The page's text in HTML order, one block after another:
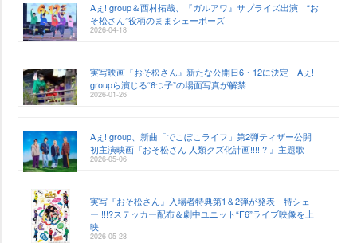
Aぇ! group＆西村拓哉、『ガルアワ』サプライズ出演 “お
そ松さん”役柄のままシェーポーズ
2026-04-18
実写映画『おそ松さん』新たな公開日6・12に決定 Aぇ!
groupら演じる“6つ子”の場面写真が解禁
2026-01-26
Aぇ! group、新曲「でこぼこライフ」第2弾ティザー公開
初主演映画『おそ松さん 人類クズ化計画!!!!!? 』主題歌
2026-05-06
実写『おそ松さん』入場者特典第1＆2弾が発表 特シェ
ー!!!!?ステッカー配布＆劇中ユニット“F6”ライブ映像を上
映
2026-05-28